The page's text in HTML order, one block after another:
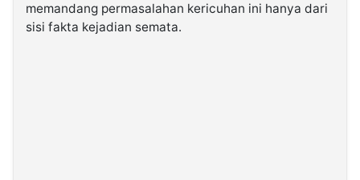
Kabarbaru.co
memandang permasalahan kericuhan ini hanya dari
sisi fakta kejadian semata.